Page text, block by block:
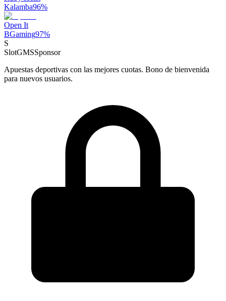
Kalamba96%
Open It
BGaming97%
S
SlotGMSSponsor
Apuestas deportivas con las mejores cuotas. Bono de bienvenida
para nuevos usuarios.